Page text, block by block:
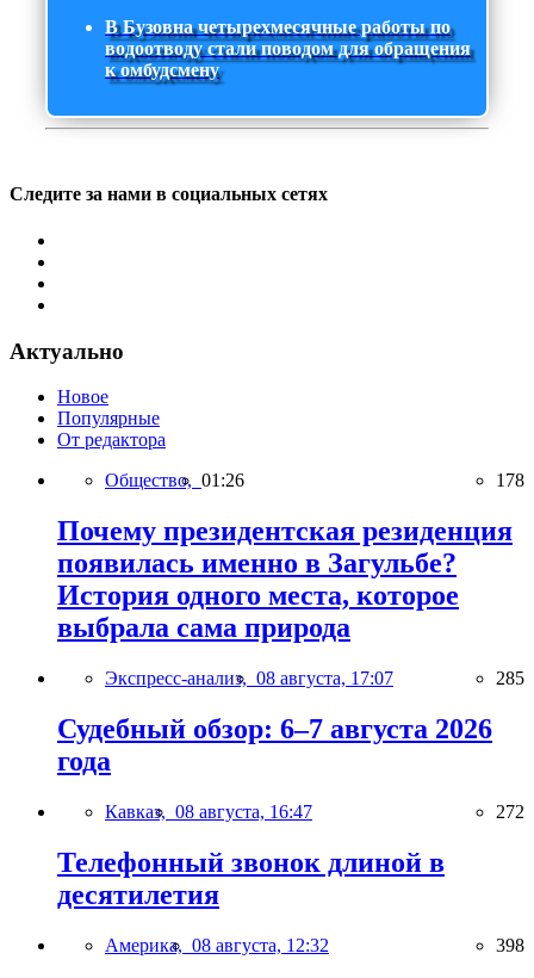
В Бузовна четырехмесячные работы по
водоотводу стали поводом для обращения
к омбудсмену
Следите за нами в социальных сетях
Актуально
Новое
Популярные
От редактора
Общество, 01:26 178
Почему президентская резиденция
появилась именно в Загульбе?
История одного места, которое
выбрала сама природа
Экспресс-анализ, 08 августа, 17:07 285
Судебный обзор: 6–7 августа 2026
года
Кавказ, 08 августа, 16:47 272
Телефонный звонок длиной в
десятилетия
Америка, 08 августа, 12:32 398